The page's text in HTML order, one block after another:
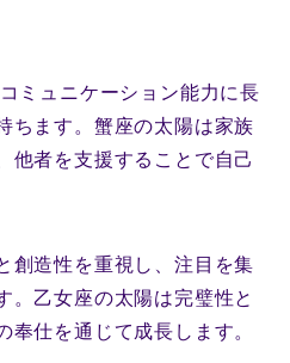
ミュニケーション能力に長
ちます。蟹座の太陽は家族
他者を支援することで自己
創造性を重視し、注目を集
。乙女座の太陽は完璧性と
奉仕を通じて成長します。